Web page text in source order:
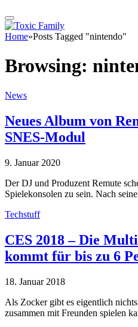
Home»Posts Tagged "nintendo"
Browsing:
News
Neues Album von
SNES-Modul
9. Januar 2020
Der DJ und Produzent Remute
Spielekonsolen zu sein. Nach
Techstuff
CES 2018 – Die
kommt für bis zu 6
18. Januar 2018
Als Zocker gibt es eigentlich
zusammen mit Freunden spielen